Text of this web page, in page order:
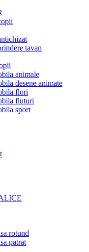
tavan
animale
desene animate
flori
fluturi
sport
rotund
patrat